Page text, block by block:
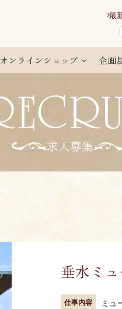
最
オンラインショップ 企画
求人募集
垂水ミ
仕事内容 ミュ